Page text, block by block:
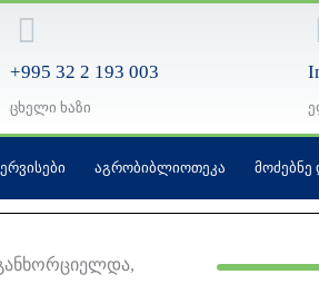
+995 32 2 193 003
ცხელი ხაზი
ᲐᲒᲠᲝᲑᲘᲑᲚᲘᲝᲗᲔᲙᲐ ᲛᲝᲫᲔᲑᲜᲔ